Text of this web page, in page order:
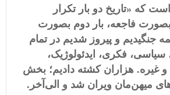
که «تاریخ دو بار تکرار
فاجعه، بار دوم بصورت
جنگیدیم و پیروز شدیم در تمام
فکری، ایدئولوژیک،
و غیره. هزاران کشته دادیم؛ بخش
میهن‌مان ویران شد و الی‌آخر.